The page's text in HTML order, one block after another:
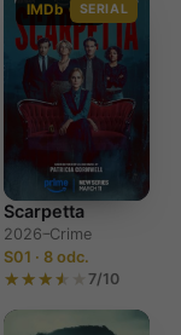
IMDb 6.0SERIAL
Scarpetta
2026–Crime
S01 · 8 odc.
7/10